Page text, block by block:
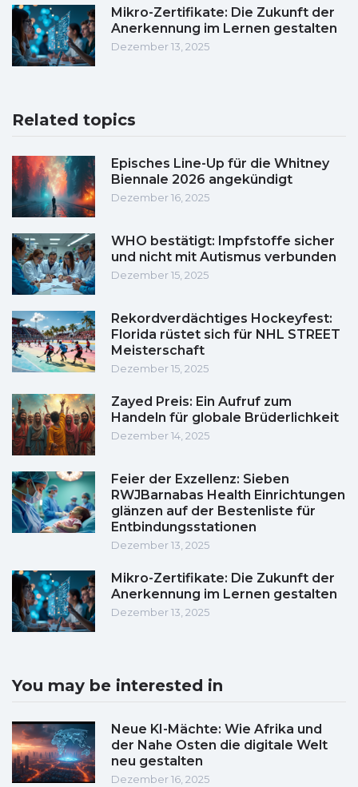
Mikro-Zertifikate: Die Zukunft der
Anerkennung im Lernen gestalten
Dezember 13, 2025
Related topics
Episches Line-Up für die Whitney
Biennale 2026 angekündigt
Dezember 16, 2025
WHO bestätigt: Impfstoffe sicher
und nicht mit Autismus verbunden
Dezember 15, 2025
Rekordverdächtiges Hockeyfest:
Florida rüstet sich für NHL STREET
Meisterschaft
Dezember 15, 2025
Zayed Preis: Ein Aufruf zum
Handeln für globale Brüderlichkeit
Dezember 14, 2025
Feier der Exzellenz: Sieben
RWJBarnabas Health Einrichtungen
glänzen auf der Bestenliste für
Entbindungsstationen
Dezember 13, 2025
Mikro-Zertifikate: Die Zukunft der
Anerkennung im Lernen gestalten
Dezember 13, 2025
You may be interested in
Neue KI-Mächte: Wie Afrika und
der Nahe Osten die digitale Welt
neu gestalten
Dezember 16, 2025